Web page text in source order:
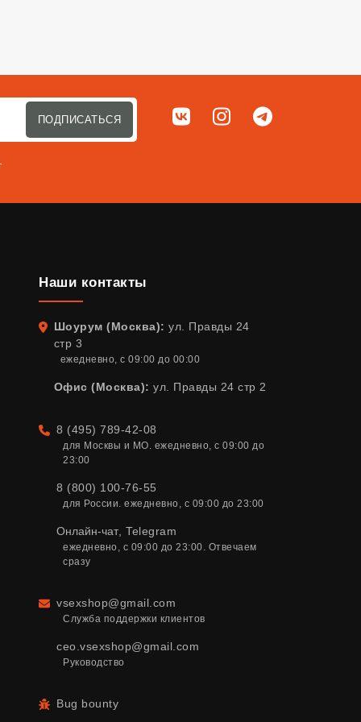
ПОДПИСАТЬСЯ Мы в соц. сетях
ВКонтактеInstagramTelegram
Наши контакты
Адрес
Шоурум (Москва): ул. Правды 24
стр 3
ежедневно, с 09:00 до 00:00
Офис (Москва): ул. Правды 24 стр 2
Телефон
8 (495) 789-42-08
для Москвы и МО. ежедневно, с 09:00 до
23:00
8 (800) 100-76-55
для России. ежедневно, с 09:00 до 23:00
Онлайн-чат,Telegram
ежедневно, с 09:00 до 23:00. Отвечаем
сразу
Email
vsexshop@gmail.com
Служба поддержки клиентов
ceo.vsexshop@gmail.com
Руководство
Bug bounty